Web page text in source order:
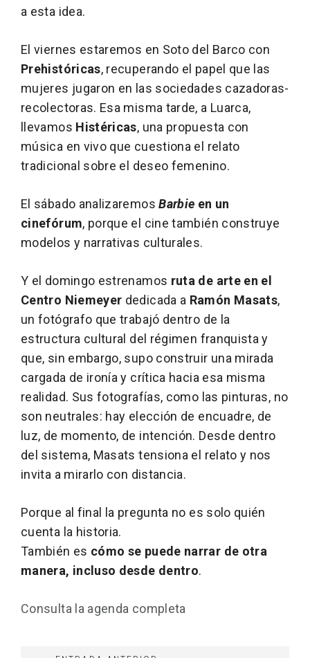
a esta idea.
El viernes estaremos en Soto del Barco con
Prehistóricas, recuperando el papel que las
mujeres jugaron en las sociedades cazadoras-
recolectoras. Esa misma tarde, a Luarca,
llevamos Histéricas, una propuesta con
música en vivo que cuestiona el relato
tradicional sobre el deseo femenino.
El sábado analizaremosBarbie en un
cinefórum, porque el cine también construye
modelos y narrativas culturales.
Y el domingo estrenamos ruta de arte en el
Centro Niemeyer dedicada a Ramón Masats,
un fotógrafo que trabajó dentro de la
estructura cultural del régimen franquista y
que, sin embargo, supo construir una mirada
cargada de ironía y crítica hacia esa misma
realidad. Sus fotografías, como las pinturas, no
son neutrales: hay elección de encuadre, de
luz, de momento, de intención. Desde dentro
del sistema, Masats tensiona el relato y nos
invita a mirarlo con distancia.
Porque al final la pregunta no es solo quién
cuenta la historia.
También es cómo se puede narrar de otra
manera, incluso desde dentro.
Consulta la agenda completa